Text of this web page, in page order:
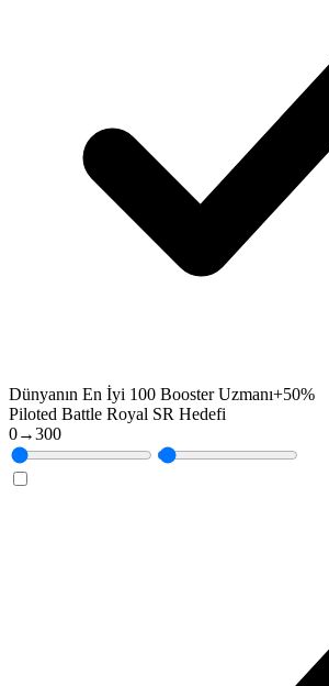
Dünyanın En İyi 100 Booster Uzmanı+50%
Piloted Battle Royal SR Hedefi
0→300